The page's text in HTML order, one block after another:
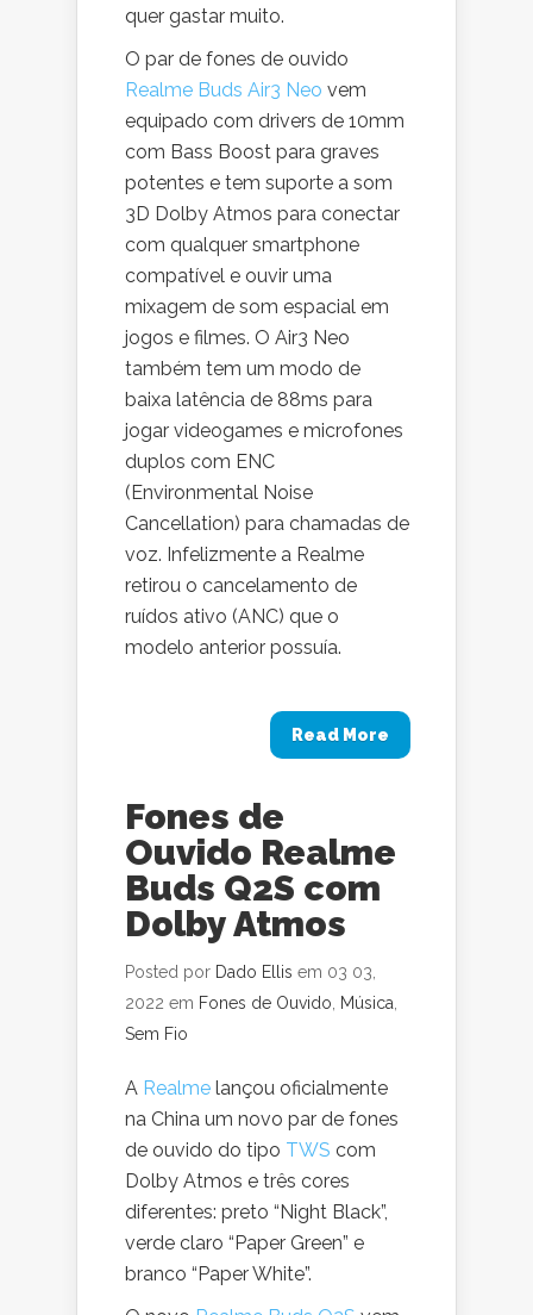
quer gastar muito.
O par de fones de ouvido
Realme Buds Air3 Neo vem
equipado com drivers de 10mm
com Bass Boost para graves
potentes e tem suporte a som
3D Dolby Atmos para conectar
com qualquer smartphone
compatível e ouvir uma
mixagem de som espacial em
jogos e filmes. O Air3 Neo
também tem um modo de
baixa latência de 88ms para
jogar videogames e microfones
duplos com ENC
(Environmental Noise
Cancellation) para chamadas de
voz. Infelizmente a Realme
retirou o cancelamento de
ruídos ativo (ANC) que o
modelo anterior possuía.
Read More
Fones de
Ouvido Realme
Buds Q2S com
Dolby Atmos
Posted por Dado Ellis em 03 03,
2022 em Fones de Ouvido Música
Sem Fio
A Realme lançou oficialmente
na China um novo par de fones
de ouvido do tipo TWS com
Dolby Atmos e três cores
diferentes: preto “Night Black”,
verde claro “Paper Green” e
branco “Paper White”.